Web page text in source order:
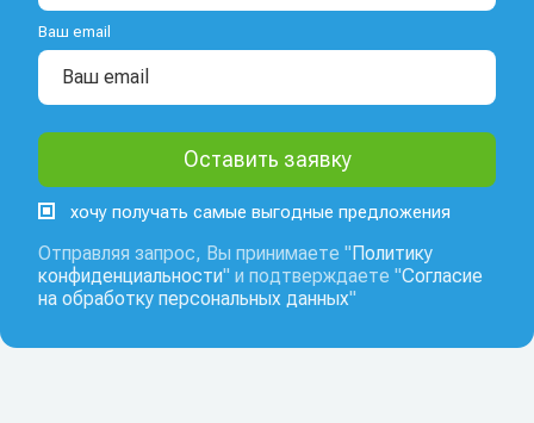
Ваш email
хочу получать самые выгодные предложения
Отправляя запрос, Вы принимаете " Политику
конфиденциальности" и подтверждаете "Согласие
на обработку персональных данных"